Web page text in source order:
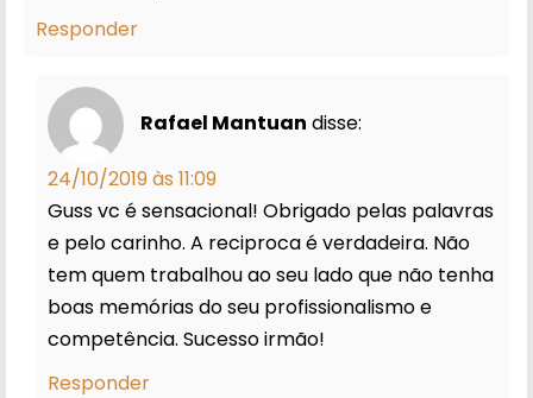
Responder
Rafael Mantuan disse:
24/10/2019 às 11:09
Guss vc é sensacional! Obrigado pelas palavras
e pelo carinho. A reciproca é verdadeira. Não
tem quem trabalhou ao seu lado que não tenha
boas memórias do seu profissionalismo e
competência. Sucesso irmão!
Responder